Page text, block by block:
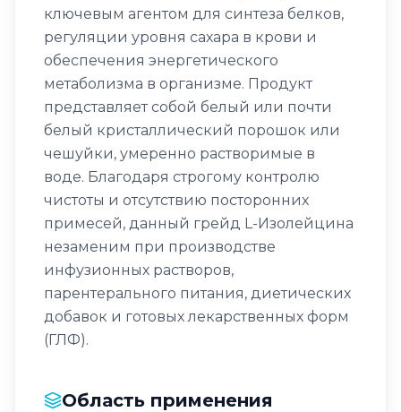
ключевым агентом для синтеза белков,
регуляции уровня сахара в крови и
обеспечения энергетического
метаболизма в организме. Продукт
представляет собой белый или почти
белый кристаллический порошок или
чешуйки, умеренно растворимые в
воде. Благодаря строгому контролю
чистоты и отсутствию посторонних
примесей, данный грейд L-Изолейцина
незаменим при производстве
инфузионных растворов,
парентерального питания, диетических
добавок и готовых лекарственных форм
(ГЛФ).
Область применения